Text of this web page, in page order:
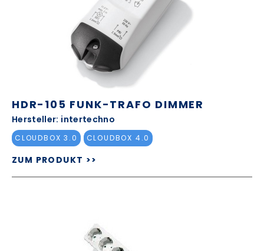
HDR-105 FUNK-TRAFO DIMMER
Hersteller: intertechno
CLOUDBOX 3.0 CLOUDBOX 4.0
ZUM PRODUKT >>